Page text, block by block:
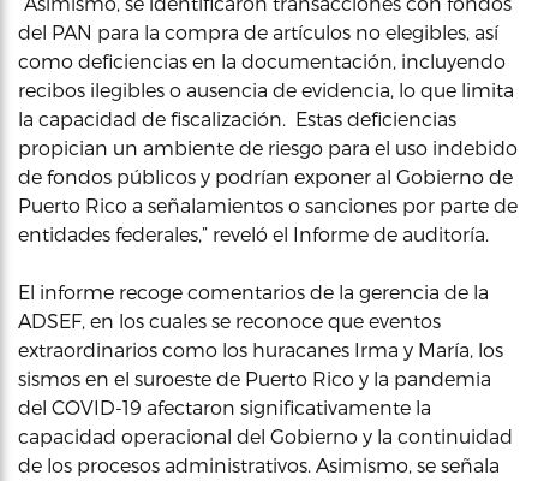
del PAN para la compra de artículos no elegibles, así
como deficiencias en la documentación, incluyendo
recibos ilegibles o ausencia de evidencia, lo que limita
la capacidad de fiscalización. Estas deficiencias
propician un ambiente de riesgo para el uso indebido
de fondos públicos y podrían exponer al Gobierno de
Puerto Rico a señalamientos o sanciones por parte de
entidades federales,” reveló el Informe de auditoría.
El informe recoge comentarios de la gerencia de la
ADSEF, en los cuales se reconoce que eventos
extraordinarios como los huracanes Irma y María, los
sismos en el suroeste de Puerto Rico y la pandemia
del COVID-19 afectaron significativamente la
capacidad operacional del Gobierno y la continuidad
de los procesos administrativos. Asimismo, se señala